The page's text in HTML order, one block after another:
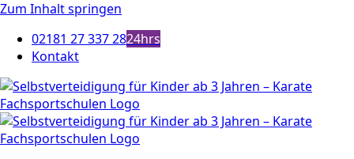
Zum Inhalt springen
02181 27 337 2824hrs
Kontakt